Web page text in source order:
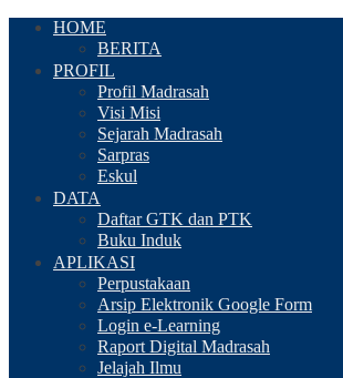
HOME
BERITA
PROFIL
Profil Madrasah
Visi Misi
Sejarah Madrasah
Sarpras
Eskul
DATA
Daftar GTK dan PTK
Buku Induk
APLIKASI
Perpustakaan
Arsip Elektronik Google Form
Login e-Learning
Raport Digital Madrasah
Jelajah Ilmu